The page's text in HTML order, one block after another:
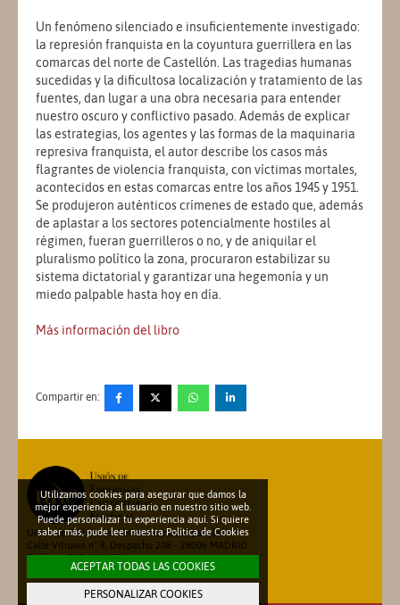
Un fenómeno silenciado e insuficientemente investigado:
la represión franquista en la coyuntura guerrillera en las
comarcas del norte de Castellón. Las tragedias humanas
sucedidas y la dificultosa localización y tratamiento de las
fuentes, dan lugar a una obra necesaria para entender
nuestro oscuro y conflictivo pasado. Además de explicar
las estrategias, los agentes y las formas de la maquinaria
represiva franquista, el autor describe los casos más
flagrantes de violencia franquista, con víctimas mortales,
acontecidos en estas comarcas entre los años 1945 y 1951.
Se produjeron auténticos crímenes de estado que, además
de aplastar a los sectores potencialmente hostiles al
régimen, fueran guerrilleros o no, y de aniquilar el
pluralismo político la zona, procuraron estabilizar su
sistema dictatorial y garantizar una hegemonía y un
miedo palpable hasta hoy en día.
Más información del libro
Compartir en:
Unión de Editoriales Universitarias Españolas
Calle Vitruvio nº 8, Despacho 208 - 28006 MADRID
Teléfono: 913 600 698
secretariatecnica@une.es
Utilizamos cookies para asegurar que damos la
mejor experiencia al usuario en nuestro sitio web.
Puede personalizar tu experiencia aquí. Si quiere
saber más, pude leer nuestraPolítica de Cookies
ACEPTAR TODAS LAS COOKIES
PERSONALIZAR COOKIES